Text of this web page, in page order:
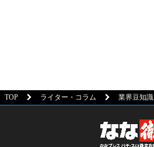
TOP ライター・コラム 業界豆知識